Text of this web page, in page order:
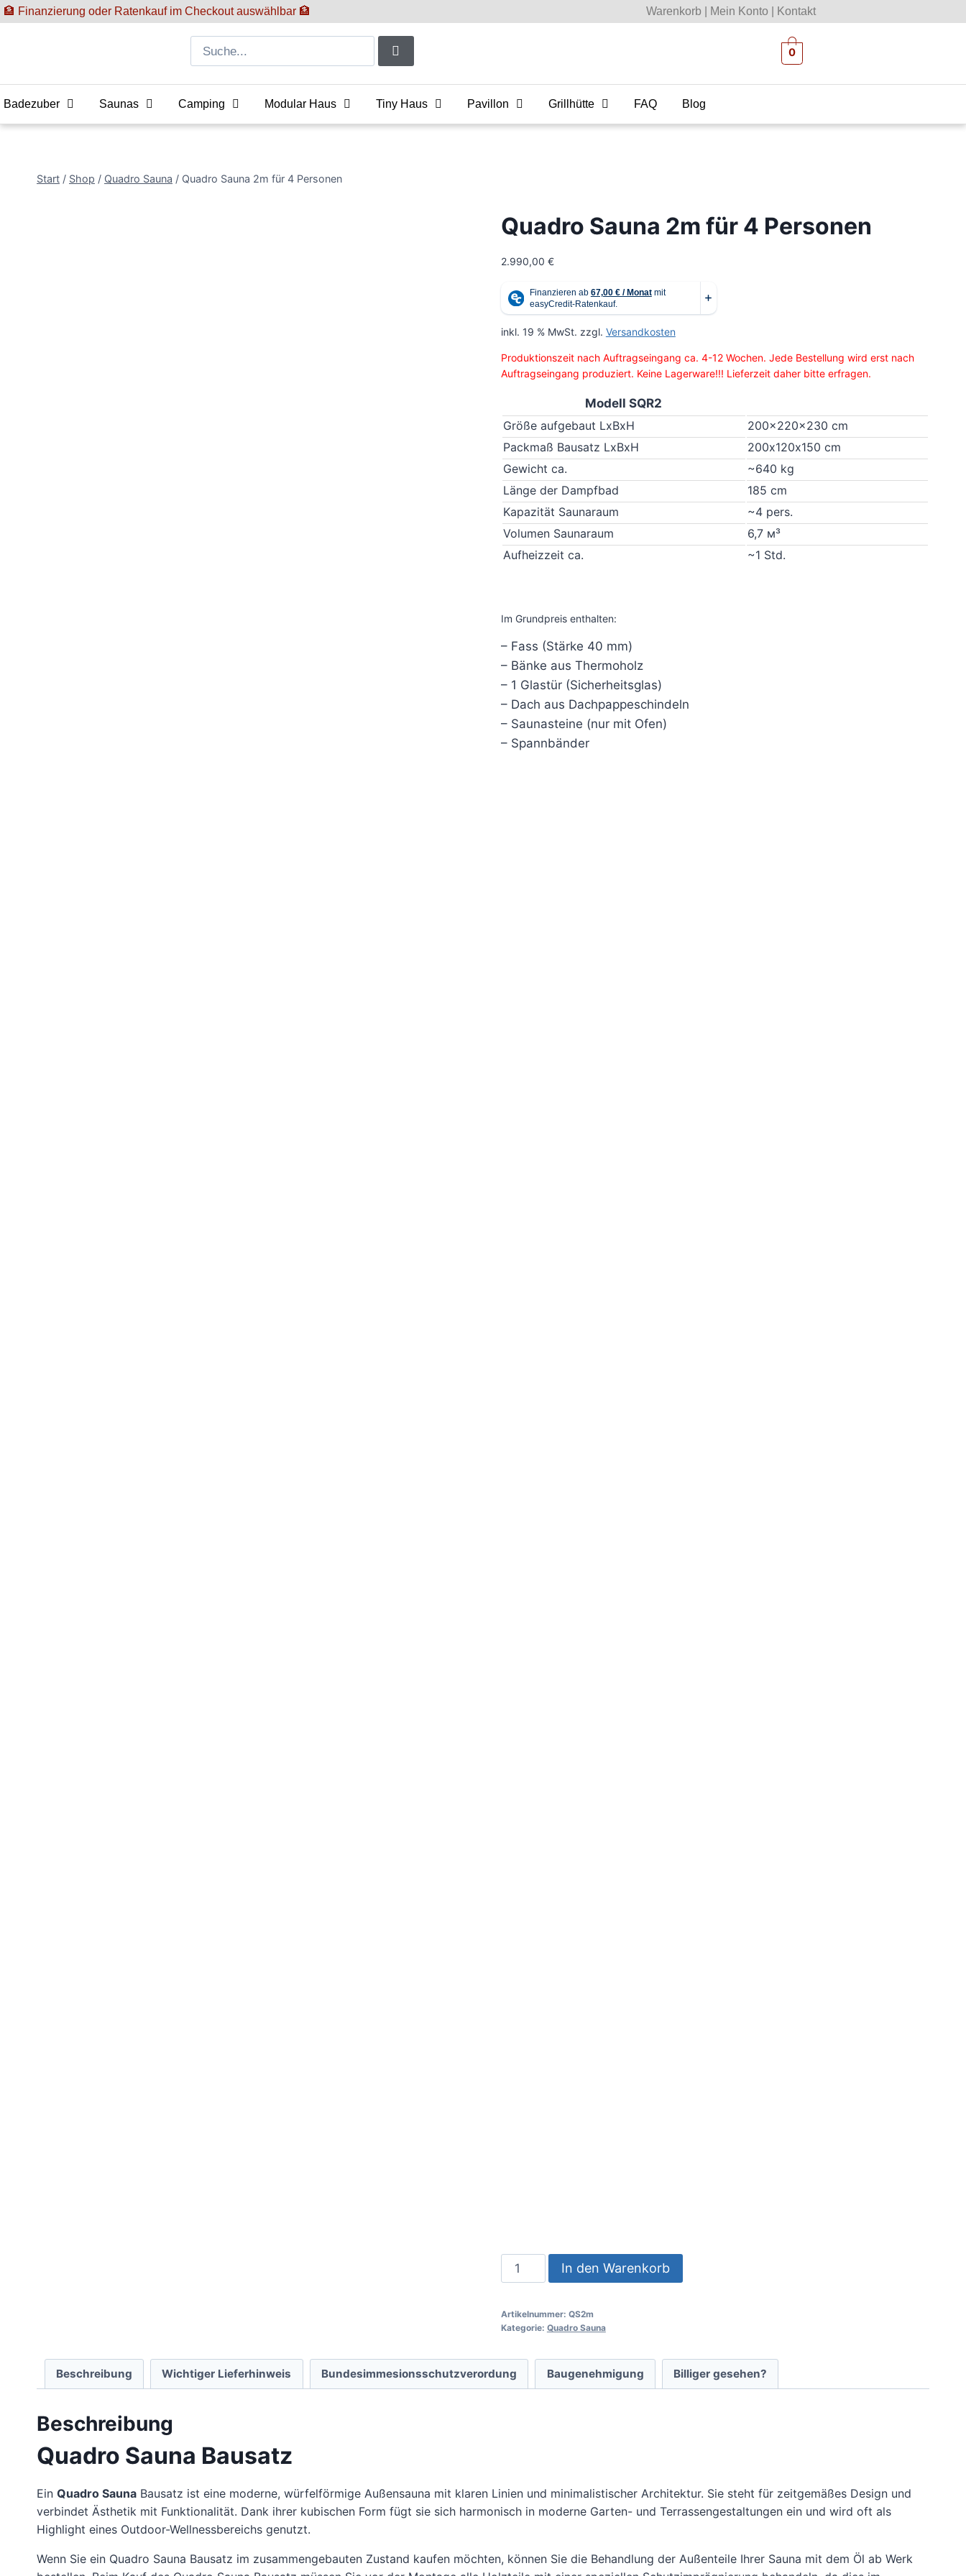
🏦 Finanzierung oder Ratenkauf im Checkout auswählbar 🏦 Warenkorb Mein Konto Kontakt
0
Badezuber Saunas Camping Modular Haus Tiny Haus Pavillon Grillhütte FAQ Blog
Start / Shop / Quadro Sauna / Quadro Sauna 2m für 4 Personen
Quadro Sauna 2m für 4 Personen
2.990,00 €
inkl. 19 % MwSt. zzgl. Versandkosten
Produktionszeit nach Auftragseingang ca. 4-12 Wochen. Jede Bestellung wird erst nach
Auftragseingang produziert. Keine Lagerware!!! Lieferzeit daher bitte erfragen.
Modell SQR2
Größe aufgebaut LxBxH
200x220x230 cm
Packmaß Bausatz LxBxH
200х120х150 cm
Gewicht ca.
~640 kg
Länge der Dampfbad
185 cm
Kapazität Saunaraum
~4 pers.
Volumen Saunaraum
6,7 м³
Aufheizzeit ca.
~1 Std.
Im Grundpreis enthalten:
– Fass (Stärke 40 mm)
– Bänke aus Thermoholz
– 1 Glastür (Sicherheitsglas)
– Dach aus Dachpappeschindeln
– Saunasteine (nur mit Ofen)
– Spannbänder
In den Warenkorb
Artikelnummer: QS2m
Kategorie: Quadro Sauna
Beschreibung Wichtiger Lieferhinweis Bundesimmesionsschutzverordung Baugenehmigung Billiger gesehen?
Beschreibung
Quadro Sauna Bausatz
Ein Quadro Sauna Bausatz ist eine moderne, würfelförmige Außensauna mit klaren Linien und minimalistischer Architektur. Sie steht für zeitgemäßes Design und
verbindet Ästhetik mit Funktionalität. Dank ihrer kubischen Form fügt sie sich harmonisch in moderne Garten- und Terrassengestaltungen ein und wird oft als
Highlight eines Outdoor-Wellnessbereichs genutzt.
Wenn Sie ein Quadro Sauna Bausatz im zusammengebauten Zustand kaufen möchten, können Sie die Behandlung der Außenteile Ihrer Sauna mit dem Öl ab Werk